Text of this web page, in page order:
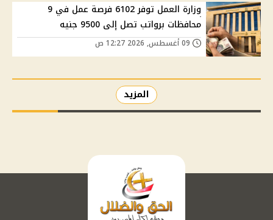
وزارة العمل توفر 6102 فرصة عمل في 9
محافظات برواتب تصل إلى 9500 جنيه
المزيد